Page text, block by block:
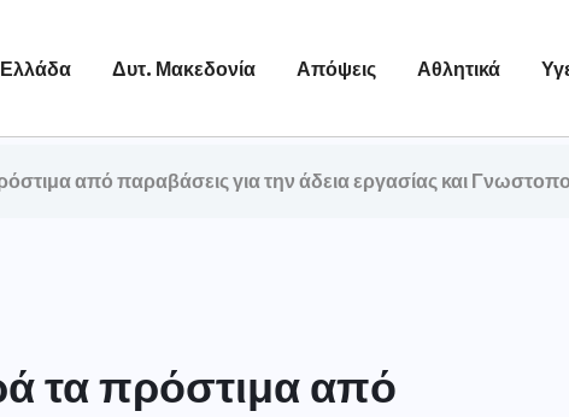
Ελλάδα Δυτ. Μακεδονία Απόψεις Αθλητικά
από παραβάσεις για την άδεια εργασίας και
τα πρόστιμα από